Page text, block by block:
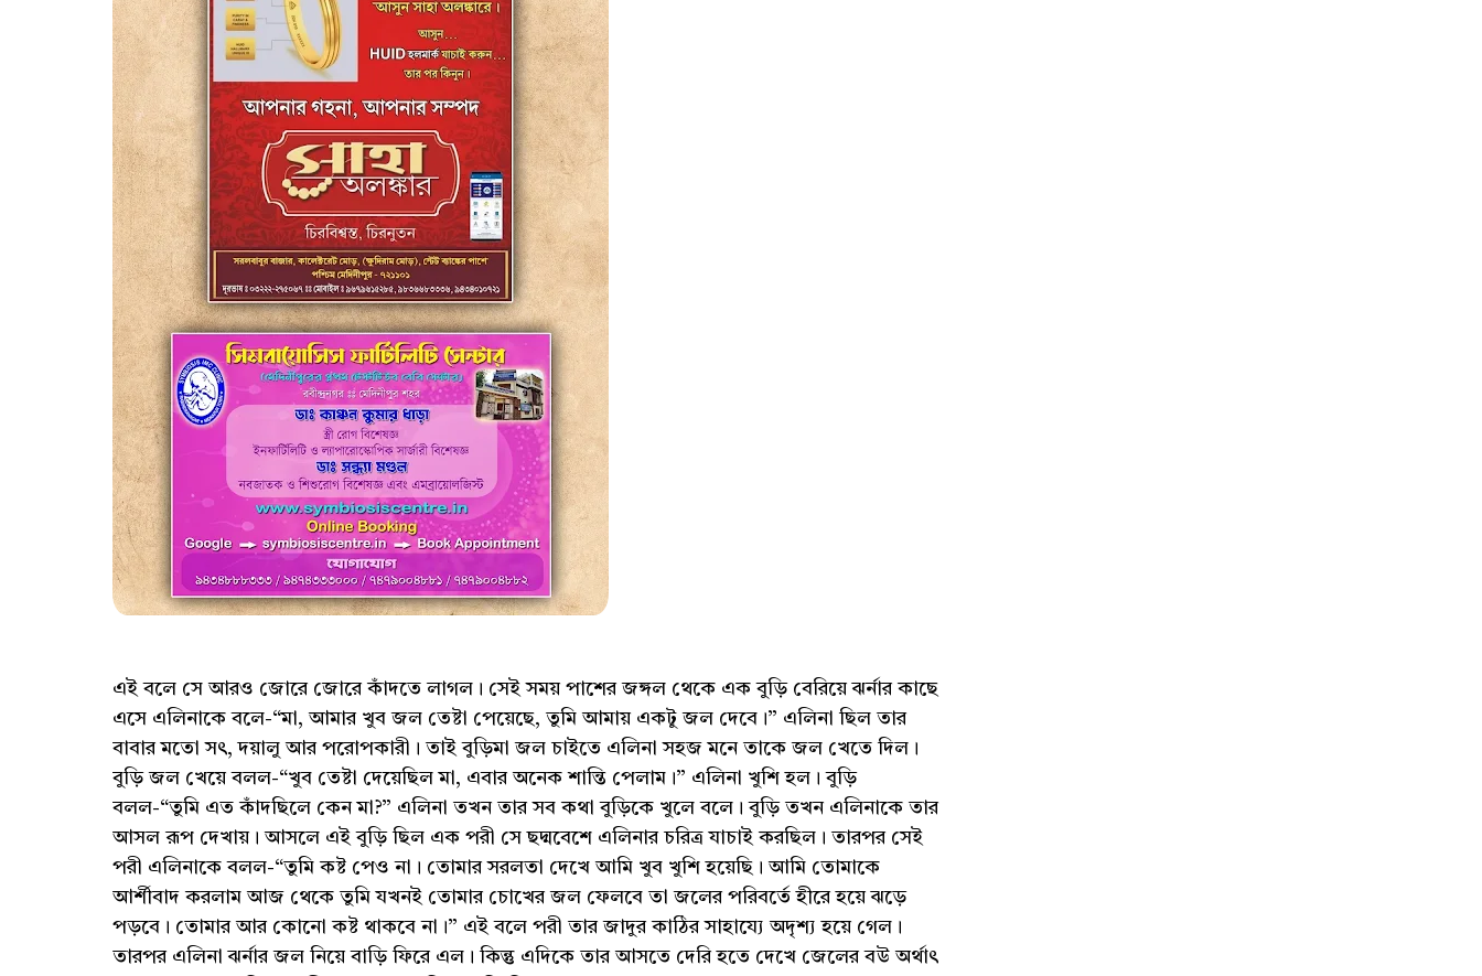
এই বলে সে আরও জোরে জোরে কাঁদতে লাগল। সেই সময় পাশের জঙ্গল থেকে এক বুড়ি বেরিয়ে ঝর্নার কাছে
এসে এলিনাকে বলে-“মা, আমার খুব জল তেষ্টা পেয়েছে, তুমি আমায় একটু জল দেবে।” এলিনা ছিল তার
বাবার মতো সৎ, দয়ালু আর পরোপকারী। তাই বুড়িমা জল চাইতে এলিনা সহজ মনে তাকে জল খেতে দিল।
বুড়ি জল খেয়ে বলল-“খুব তেষ্টা দেয়েছিল মা, এবার অনেক শান্তি পেলাম।” এলিনা খুশি হল। বুড়ি
বলল-“তুমি এত কাঁদছিলে কেন মা?” এলিনা তখন তার সব কথা বুড়িকে খুলে বলে। বুড়ি তখন এলিনাকে তার
আসল রূপ দেখায়। আসলে এই বুড়ি ছিল এক পরী সে ছদ্মবেশে এলিনার চরিত্র যাচাই করছিল। তারপর সেই
পরী এলিনাকে বলল-“তুমি কষ্ট পেও না। তোমার সরলতা দেখে আমি খুব খুশি হয়েছি। আমি তোমাকে
আর্শীবাদ করলাম আজ থেকে তুমি যখনই তোমার চোখের জল ফেলবে তা জলের পরিবর্তে হীরে হয়ে ঝড়ে
পড়বে। তোমার আর কোনো কষ্ট থাকবে না।” এই বলে পরী তার জাদুর কাঠির সাহায্যে অদৃশ্য হয়ে গেল।
তারপর এলিনা ঝর্নার জল নিয়ে বাড়ি ফিরে এল। কিন্তু এদিকে তার আসতে দেরি হতে দেখে জেলের বউ অর্থাৎ